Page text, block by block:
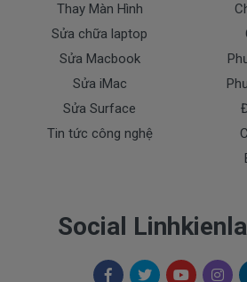
Chế độ bảo hành cho Pin Dell
* 1 đổi 1 trong thời gian bảo
điều kiện như sau:
- Trong thời gian sài làm việc
hỏng nào (dung lượng giảm tụt
Dell độ chai quá 70%) chúng
100% cho khách trong thời gian
- Pin Dell bị rơi vỡ không còn
- Tem niêm phong dán trên pin
Thay Màn Hình
Sửa chữa laptop
Sửa Macbook
Sửa iMac
Sửa Surface
Tin tức công nghệ
Social